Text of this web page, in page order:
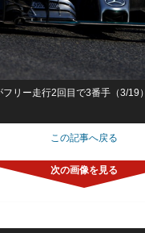
リー走行2回目で3番手（3/19）
この記事へ戻る